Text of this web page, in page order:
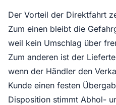
Der Vorteil der Direktfahrt
Zum einen bleibt die
weil kein Umschlag über
Zum anderen ist der
wenn der Händler den
Kunde einen festen
Disposition stimmt Abhol-